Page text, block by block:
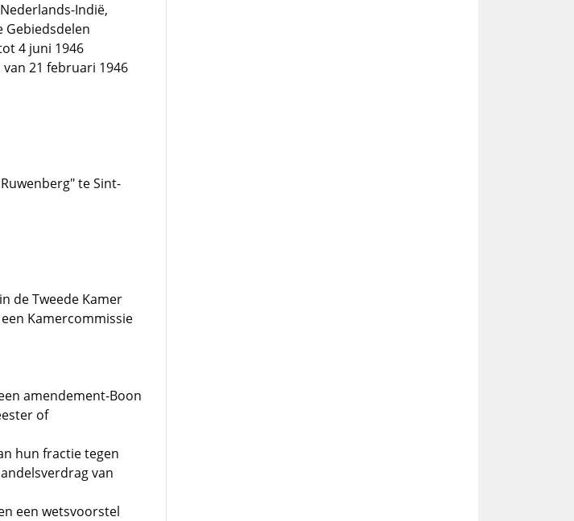
Indië,
Gebiedsdelen
4 juni 1946
21 februari 1946
te Sint-
de Tweede Kamer
Kamercommissie
amendement-Boon
of
hun fractie tegen
van
een wetsvoorstel